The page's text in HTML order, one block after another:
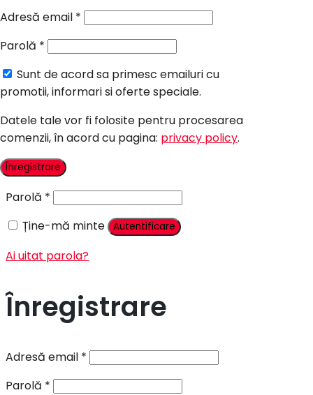
Candy Bar Botez
Contact
Autentificare
Parolă *
Ține-mă minte
Autentificare
Ai uitat parola?
Înregistrare
Adresă email *
Parolă *
Adresă email *
Parolă *
Sunt de acord sa primesc emailuri cu
promotii, informari si oferte speciale.
Datele tale vor fi folosite pentru procesarea
comenzii, în acord cu pagina: privacy policy.
Înregistrare